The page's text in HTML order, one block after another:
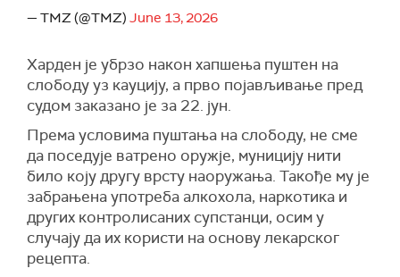
— TMZ (@TMZ) June 13, 2026
Харден је убрзо након хапшења пуштен на
слободу уз кауцију, а прво појављивање пред
судом заказано је за 22. јун.
Према условима пуштања на слободу, не сме
да поседује ватрено оружје, муницију нити
било коју другу врсту наоружања. Такође му је
забрањена употреба алкохола, наркотика и
других контролисаних супстанци, осим у
случају да их користи на основу лекарског
рецепта.